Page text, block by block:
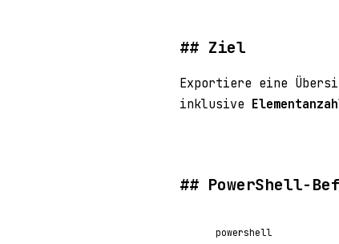
Ziel
Exportiere eine
inklusive
PowerShell-
powershell